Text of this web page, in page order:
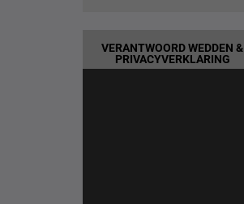
VERANTWOORD WEDDEN &
PRIVACYVERKLARING